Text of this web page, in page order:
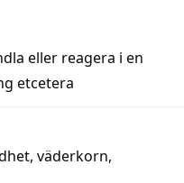
eller reagera i en
etcetera
, väderkorn,